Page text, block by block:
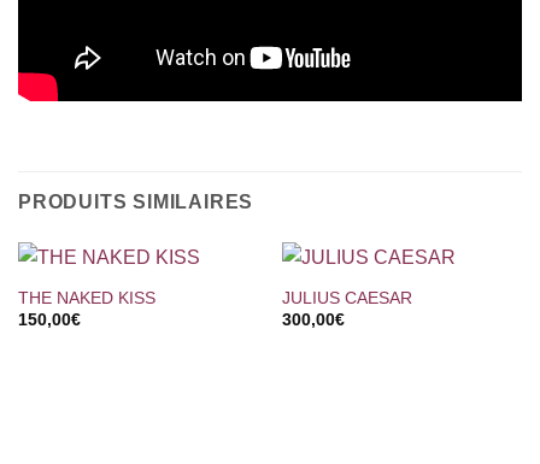
PRODUITS SIMILAIRES
THE NAKED KISS
150,00€
JULIUS CAESAR
300,00€